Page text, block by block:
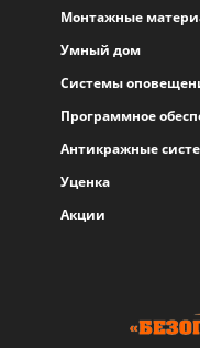
Монтажные
Умный дом
Системы
Программное
Антикражные
Уценка
Акции